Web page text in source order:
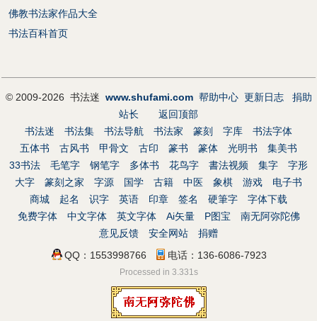
佛教书法家作品大全
书法百科首页
© 2009-2026 书法迷 www.shufami.com 帮助中心 更新日志
捐助
站长
返回顶部
书法迷
书法集 书法导航 书法家 篆刻 字库
书法字体
五体书
古风书 甲骨文 古印 篆书 篆体 光明书
集美书
33书法
毛笔字 钢笔字 多体书 花鸟字 書法视频 集字
字形
大字
篆刻之家 字源 国学 古籍 中医 象棋 游戏
电子书
商城
起名 识字 英语 印章 签名 硬筆字
字体下载
免费字体
中文字体 英文字体 Ai矢量 P图宝
南无阿弥陀佛
意见反馈
安全网站
捐赠
QQ：1553998766
电话：136-6086-7923
Processed in 3.331s